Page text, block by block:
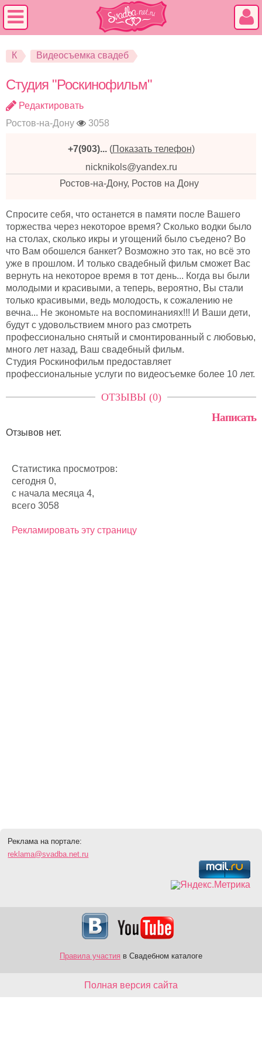
К Видеосъемка свадеб
Студия "Роскинофильм"
Редактировать
Ростов-на-Дону
3058
+7(903)... (Показать телефон)
nicknikols@yandex.ru
Ростов-на-Дону, Ростов на Дону
Спросите себя, что останется в памяти после Вашего
торжества через некоторое время? Сколько водки было
на столах, сколько икры и угощений было съедено? Во
что Вам обошелся банкет? Возможно это так, но всё это
уже в прошлом. И только свадебный фильм сможет Вас
вернуть на некоторое время в тот день... Когда вы были
молодыми и красивыми, а теперь, вероятно, Вы стали
только красивыми, ведь молодость, к сожалению не
вечна... Не экономьте на воспоминаниях!!! И Ваши дети,
будут с удовольствием много раз смотреть
профессионально снятый и смонтированный с любовью,
много лет назад, Ваш свадебный фильм.
Студия Роскинофильм предоставляет
профессиональные услуги по видеосъемке более 10 лет.
ОТЗЫВЫ (0)
Написать
Отзывов нет.
Статистика просмотров:
сегодня 0,
с начала месяца 4,
всего 3058
Рекламировать эту страницу
Реклама на портале:
reklama@svadba.net.ru
Правила участия в Свадебном каталоге
Полная версия сайта